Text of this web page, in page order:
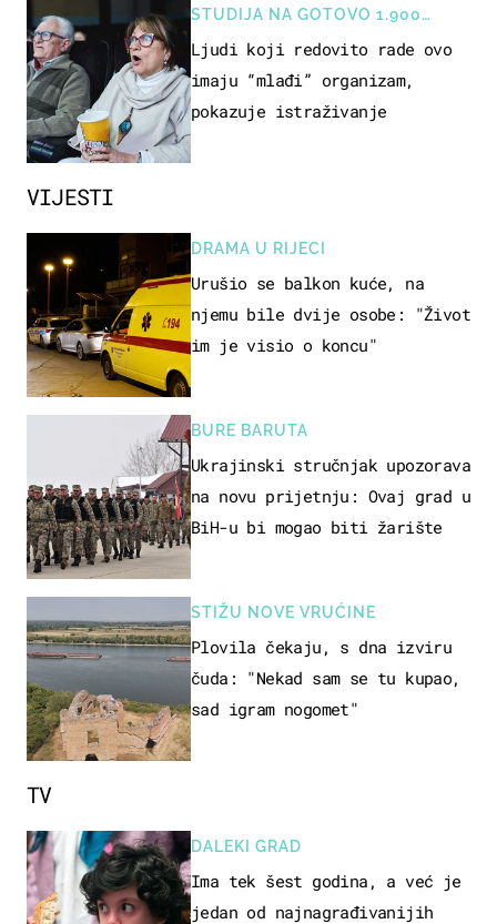
VIJESTI
DRAMA U RIJECI
Urušio se balkon kuće, na
njemu bile dvije osobe: "Život
im je visio o koncu"
BURE BARUTA
Ukrajinski stručnjak upozorava
na novu prijetnju: Ovaj grad u
BiH-u bi mogao biti žarište
STIŽU NOVE VRUĆINE
Plovila čekaju, s dna izviru
čuda: "Nekad sam se tu kupao,
sad igram nogomet"
STUDIJA NA GOTOVO 1.900
OSOBA
Ljudi koji redovito rade ovo
imaju “mlađi” organizam,
pokazuje istraživanje
TV
DALEKI GRAD
Ima tek šest godina, a već je
jedan od najnagrađivanijih